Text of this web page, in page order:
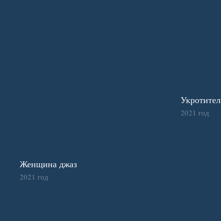
Женщина джаз
2021 год
2021 год